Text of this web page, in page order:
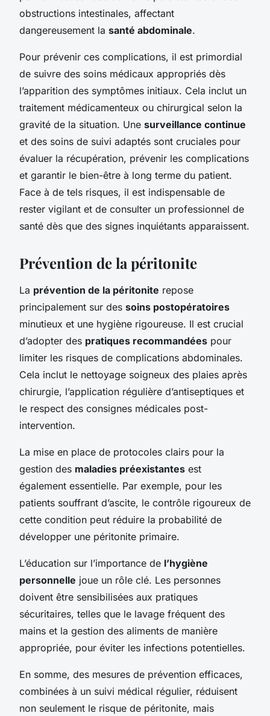
obstructions intestinales, affectant
dangereusement la santé abdominale.
Pour prévenir ces complications, il est primordial
de suivre des soins médicaux appropriés dès
l’apparition des symptômes initiaux. Cela inclut un
traitement médicamenteux ou chirurgical selon la
gravité de la situation. Une surveillance continue
et des soins de suivi adaptés sont cruciales pour
évaluer la récupération, prévenir les complications
et garantir le bien-être à long terme du patient.
Face à de tels risques, il est indispensable de
rester vigilant et de consulter un professionnel de
santé dès que des signes inquiétants apparaissent.
Prévention de la péritonite
La prévention de la péritonite repose
principalement sur des soins postopératoires
minutieux et une hygiène rigoureuse. Il est crucial
d’adopter des pratiques recommandées pour
limiter les risques de complications abdominales.
Cela inclut le nettoyage soigneux des plaies après
chirurgie, l’application régulière d’antiseptiques et
le respect des consignes médicales post-
intervention.
La mise en place de protocoles clairs pour la
gestion des maladies préexistantes est
également essentielle. Par exemple, pour les
patients souffrant d’ascite, le contrôle rigoureux de
cette condition peut réduire la probabilité de
développer une péritonite primaire.
L’éducation sur l’importance de l’hygiène
personnelle joue un rôle clé. Les personnes
doivent être sensibilisées aux pratiques
sécuritaires, telles que le lavage fréquent des
mains et la gestion des aliments de manière
appropriée, pour éviter les infections potentielles.
En somme, des mesures de prévention efficaces,
combinées à un suivi médical régulier, réduisent
non seulement le risque de péritonite, mais